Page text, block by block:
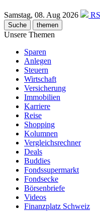
Samstag, 08. Aug 2026
Suche themen
Unsere Themen
Sparen
Anlegen
Steuern
Wirtschaft
Versicherung
Immobilien
Karriere
Reise
Shopping
Kolumnen
Vergleichsrechner
Deals
Buddies
Fondssupermarkt
Fondsecke
Börsenbriefe
Videos
Finanzplatz Schweiz